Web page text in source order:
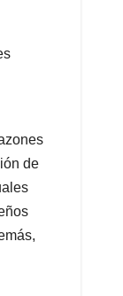
de